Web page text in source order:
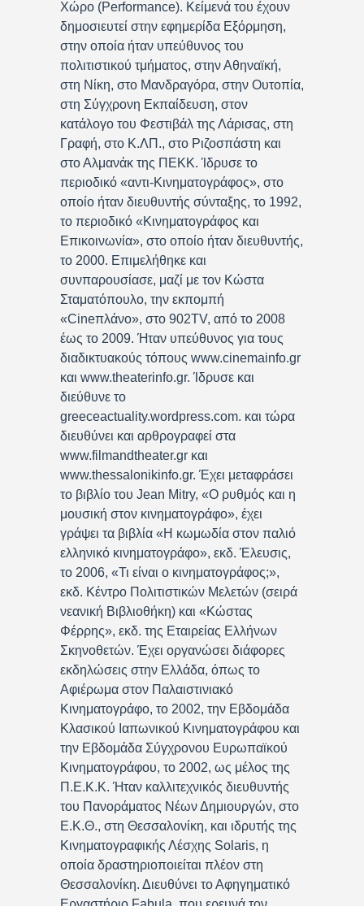
Χώρο (Performance). Κείμενά του έχουν
δημοσιευτεί στην εφημερίδα Εξόρμηση,
στην οποία ήταν υπεύθυνος του
πολιτιστικού τμήματος, στην Αθηναϊκή,
στη Νίκη, στο Μανδραγόρα, στην Ουτοπία,
στη Σύγχρονη Εκπαίδευση, στον
κατάλογο του Φεστιβάλ της Λάρισας, στη
Γραφή, στο Κ.ΛΠ., στο Ριζοσπάστη και
στο Αλμανάκ της ΠΕΚΚ. Ίδρυσε το
περιοδικό «αντι-Κινηματογράφος», στο
οποίο ήταν διευθυντής σύνταξης, το 1992,
το περιοδικό «Κινηματογράφος και
Επικοινωνία», στο οποίο ήταν διευθυντής,
το 2000. Επιμελήθηκε και
συνπαρουσίασε, μαζί με τον Κώστα
Σταματόπουλο, την εκπομπή
«Cineπλάνο», στο 902TV, από το 2008
έως το 2009. Ήταν υπεύθυνος για τους
διαδικτυακούς τόπους www.cinemainfo.gr
και www.theaterinfo.gr. Ίδρυσε και
διεύθυνε το
greeceactuality.wordpress.com. και τώρα
διευθύνει και αρθρογραφεί στα
www.filmandtheater.gr και
www.thessalonikinfo.gr. Έχει μεταφράσει
το βιβλίο του Jean Mitry, «Ο ρυθμός και η
μουσική στον κινηματογράφο», έχει
γράψει τα βιβλία «Η κωμωδία στον παλιό
ελληνικό κινηματογράφο», εκδ. Έλευσις,
το 2006, «Τι είναι ο κινηματογράφος;»,
εκδ. Κέντρο Πολιτιστικών Μελετών (σειρά
νεανική Βιβλιοθήκη) και «Κώστας
Φέρρης», εκδ. της Εταιρείας Ελλήνων
Σκηνοθετών. Έχει οργανώσει διάφορες
εκδηλώσεις στην Ελλάδα, όπως το
Αφιέρωμα στον Παλαιστινιακό
Κινηματογράφο, το 2002, την Εβδομάδα
Κλασικού Ιαπωνικού Κινηματογράφου και
την Εβδομάδα Σύγχρονου Ευρωπαϊκού
Κινηματογράφου, το 2002, ως μέλος της
Π.Ε.Κ.Κ. Ήταν καλλιτεχνικός διευθυντής
του Πανοράματος Νέων Δημιουργών, στο
Ε.Κ.Θ., στη Θεσσαλονίκη, και ιδρυτής της
Κινηματογραφικής Λέσχης Solaris, η
οποία δραστηριοποιείται πλέον στη
Θεσσαλονίκη. Διευθύνει το Αφηγηματικό